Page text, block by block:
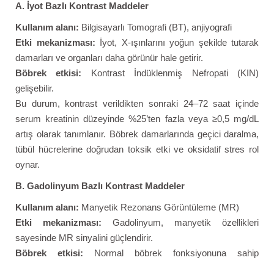
A. İyot Bazlı Kontrast Maddeler
Kullanım alanı: Bilgisayarlı Tomografi (BT), anjiyografi
Etki mekanizması: İyot, X-ışınlarını yoğun şekilde tutarak
damarları ve organları daha görünür hale getirir.
Böbrek etkisi: Kontrast İndüklenmiş Nefropati (KIN)
gelişebilir.
Bu durum, kontrast verildikten sonraki 24–72 saat içinde
serum kreatinin düzeyinde %25’ten fazla veya ≥0,5 mg/dL
artış olarak tanımlanır. Böbrek damarlarında geçici daralma,
tübül hücrelerine doğrudan toksik etki ve oksidatif stres rol
oynar.
B. Gadolinyum Bazlı Kontrast Maddeler
Kullanım alanı: Manyetik Rezonans Görüntüleme (MR)
Etki mekanizması: Gadolinyum, manyetik özellikleri
sayesinde MR sinyalini güçlendirir.
Böbrek etkisi: Normal böbrek fonksiyonuna sahip